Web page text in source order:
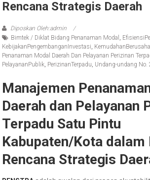
Pintu Kabupaten/Kota
Rencana Strategis Daerah
Diposkan Oleh:admin
Bimtek / Diklat Bidang Penanaman Modal,
KebijakanPengembanganInvestasi,
PelayananPublik, PerizinanTerpadu,Undang-undang
Manajemen
Daerah dan Pelayanan
Terpadu Satu Pintu
Kabupaten/Kota dalam